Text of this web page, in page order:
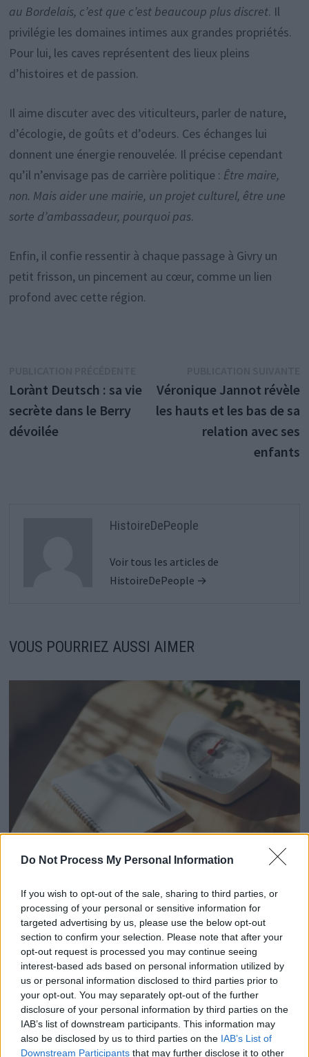
Do Not Process My Personal Information
If you wish to opt-out of the sale, sharing to third parties, or
processing of your personal or sensitive information for
targeted advertising by us, please use the below opt-out
section to confirm your selection. Please note that after your
opt-out request is processed you may continue seeing
interest-based ads based on personal information utilized by
us or personal information disclosed to third parties prior to
your opt-out. You may separately opt-out of the further
disclosure of your personal information by third parties on the
IAB’s list of downstream participants. This information may
also be disclosed by us to third parties on the IAB’s List of
Downstream Participants that may further disclose it to other
au Bordelais, c’est que c’est beaucoup plus discret. Il
privilégie les domaines intimes aux grandes propriétés.
Pour lui, les caves représentent des lieux pleins
d’histoires et de passion.
Il aime discuter avec des viticulteurs, parler de nature,
d’écologie, de goûts et d’odeurs. Ces échanges lui
donnent une énergie renouvelée. Il précise cependant
qu’il n’envisage pas de carrière politique : Être maire,
non. Mais aider une mairie, un projet culturel, être une
sorte d’ambassadeur, pourquoi pas.
Enfin, il confie ressentir à chaque passage à Givry un
petit frisson, un pincement au cœur, comme un lien
profond avec cette région.
de
l’article
précédente :
Lorànt Deutsch : sa vie
secrète dans le Berry
dévoilée
Véronique Jannot révèle
les hauts et les bas de sa
relation avec ses
enfants
HistoireDePeople
Voir tous les articles de
HistoireDePeople →
VOUS POURRIEZ AUSSI AIMER
dépression dévoilé
13 janvier 2026